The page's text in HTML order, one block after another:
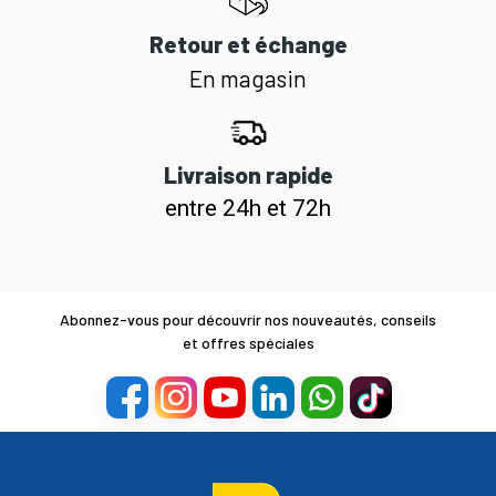
Retour et échange
En magasin
Livraison rapide
entre 24h et 72h
Abonnez-vous pour découvrir nos nouveautés, conseils
et offres spéciales